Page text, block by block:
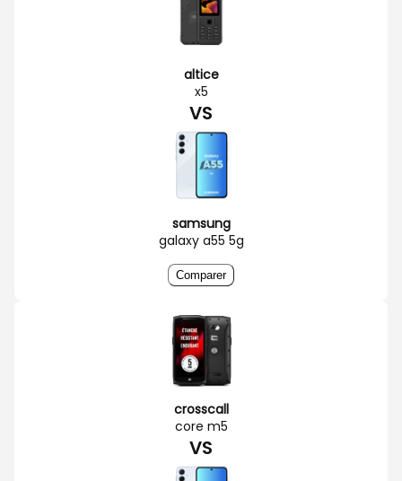
altice
x5
VS
samsung
galaxy a55 5g
Comparer
crosscall
core m5
VS